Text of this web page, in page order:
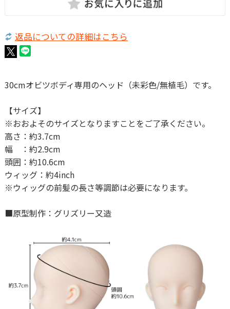
返品についての詳細はこちら
30cmオビツボディ専用のヘッド（未彩色/無植毛）です。
【サイズ】
※おおよそのサイズとなりますことをご了承ください。
高さ：約3.7cm
幅 ：約2.9cm
頭囲：約10.6cm
ウィッグ：約4inch
※ウィッグの前髪の長さ等調節は必要になります。
■原型制作：グリズリー又造